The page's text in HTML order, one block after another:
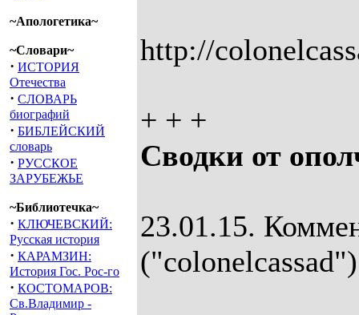
~Апологетика~
~Словари~
· ИСТОРИЯ
Отечества
· СЛОВАРЬ
биографий
· БИБЛЕЙСКИЙ
словарь
· РУССКОЕ
ЗАРУБЕЖЬЕ
~Библиотечка~
· КЛЮЧЕВСКИЙ:
Русская история
· КАРАМЗИН:
История Гос. Рос-го
· КОСТОМАРОВ:
Св.Владимир -
http://
+ + +
Сводки от
23.01.15.